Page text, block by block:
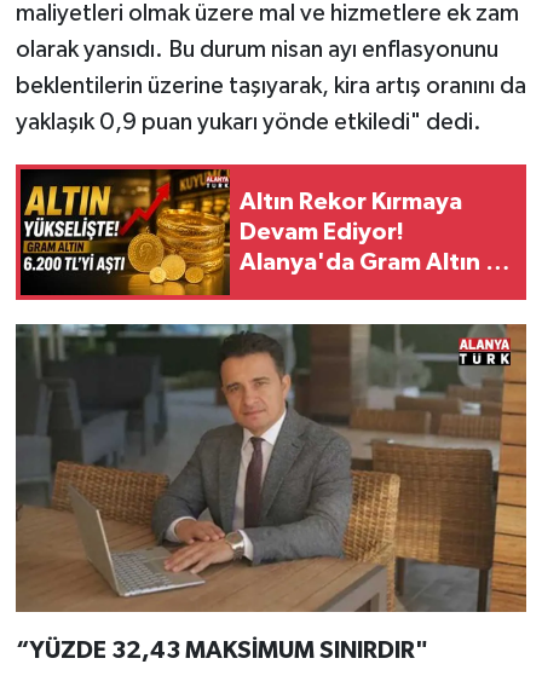
maliyetleri olmak üzere mal ve hizmetlere ek zam
olarak yansıdı. Bu durum nisan ayı enflasyonunu
beklentilerin üzerine taşıyarak, kira artış oranını da
yaklaşık 0,9 puan yukarı yönde etkiledi" dedi.
Altın Rekor Kırmaya
Devam Ediyor!
Alanya'da Gram Altın 6
“YÜZDE 32,43 MAKSİMUM SINIRDIR"